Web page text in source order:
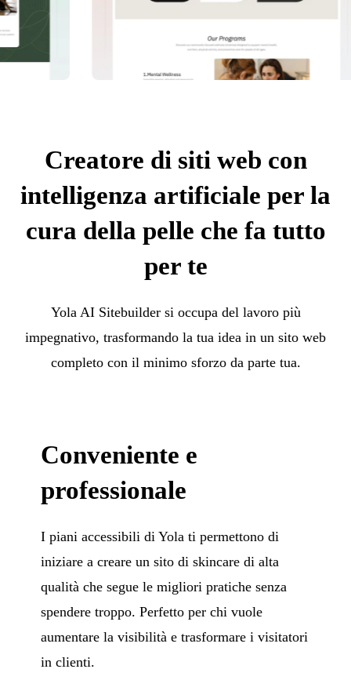
Creatore di siti web con
intelligenza artificiale per la
cura della pelle che fa tutto
per te
Yola AI Sitebuilder si occupa del lavoro più
impegnativo, trasformando la tua idea in un sito web
completo con il minimo sforzo da parte tua.
Conveniente e
professionale
I piani accessibili di Yola ti permettono di
iniziare a creare un sito di skincare di alta
qualità che segue le migliori pratiche senza
spendere troppo. Perfetto per chi vuole
aumentare la visibilità e trasformare i visitatori
in clienti.